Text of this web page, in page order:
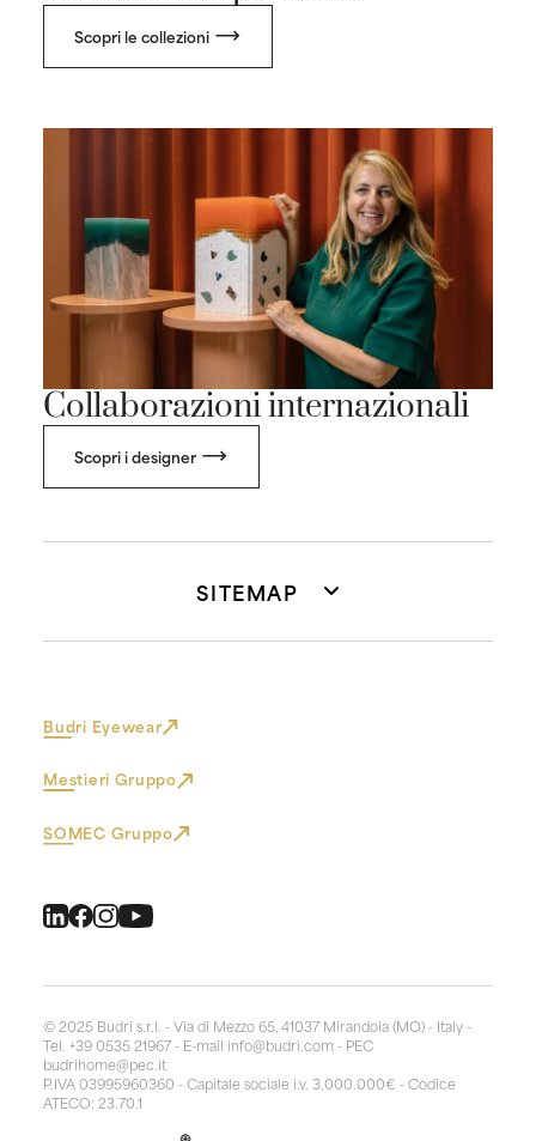
Scopri le collezioni
Collaborazioni internazionali
Scopri i designer
SITEMAP
Budri Eyewear
Mestieri Gruppo
SOMEC Gruppo
© 2025 Budri s.r.l. - Via di Mezzo 65, 41037 Mirandola (MO) - Italy -
Tel. +39 0535 21967 - E-mail info@budri.com - PEC
budrihome@pec.it
P.IVA 03995960360 - Capitale sociale i.v. 3.000.000€ - Codice
ATECO: 23.70.1